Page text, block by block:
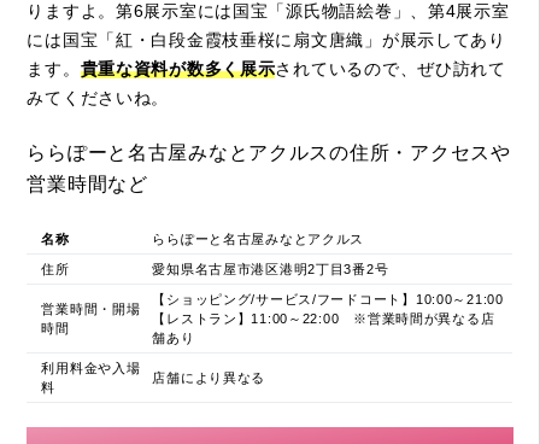
りますよ。第6展示室には国宝「源氏物語絵巻」、第4展示室
には国宝「紅・白段金霞枝垂桜に扇文唐織」が展示してあり
ます。 貴重な資料が数多く展示されているので、ぜひ訪れて
みてくださいね。
ららぽーと名古屋みなとアクルスの住所・アクセスや
営業時間など
名称 ららぽーと名古屋みなとアクルス
住所 愛知県名古屋市港区港明2丁目3番2号
営業時間・開場
時間
【ショッピング/サービス/フードコート】10:00～21:00
【レストラン】11:00～22:00 ※営業時間が異なる店
舗あり
利用料金や入場
料
店舗により異なる